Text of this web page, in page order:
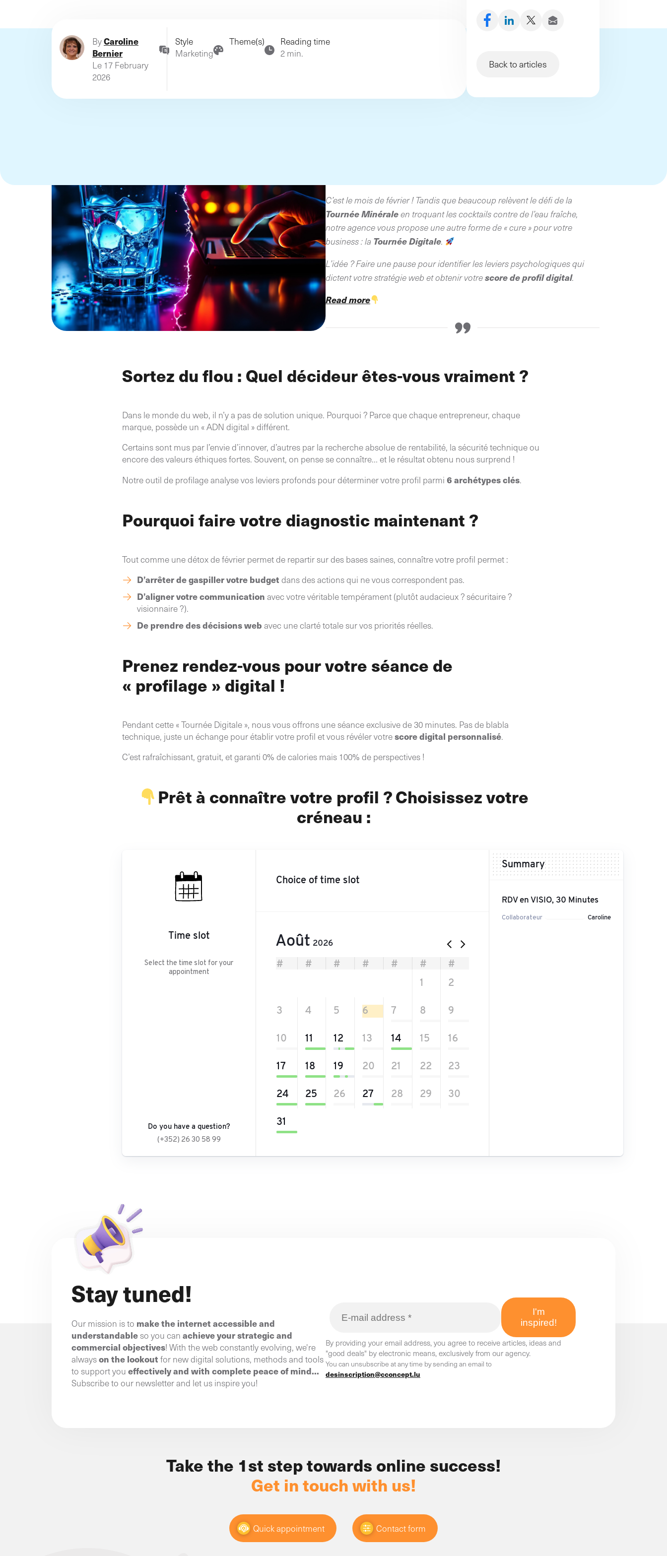
processus
ByCaroline
Bernier
Le 17 February
2026
Style
Marketing
Theme(s)
Reading time
2 min.
Back to articles
C’est le mois de février ! Tandis que beaucoup relèvent le défi de la
Tournée Minéraleen troquant les cocktails contre de l’eau fraîche,
notre agence vous propose une autre forme de « cure » pour votre
business : la Tournée Digitale.
L’idée ? Faire une pause pour identifier les leviers psychologiques qui
dictent votre stratégie web et obtenir votrescore de profil digital.
Read more
Sortez du flou : Quel décideur êtes-vous vraiment ?
Dans le monde du web, il n’y a pas de solution unique. Pourquoi ? Parce que chaque entrepreneur, chaque
marque, possède un « ADN digital » différent.
Certains sont mus par l’envie d’innover, d’autres par la recherche absolue de rentabilité, la sécurité technique ou
encore des valeurs éthiques fortes. Souvent, on pense se connaître… et le résultat obtenu nous surprend !
Notre outil de profilage analyse vos leviers profonds pour déterminer votre profil parmi 6 archétypes clés.
Pourquoi faire votre diagnostic maintenant ?
Tout comme une détox de février permet de repartir sur des bases saines, connaître votre profil permet :
D’arrêter de gaspiller votre budget dans des actions qui ne vous correspondent pas.
D’aligner votre communication avec votre véritable tempérament (plutôt audacieux ? sécuritaire ?
visionnaire ?).
De prendre des décisions web avec une clarté totale sur vos priorités réelles.
Prenez rendez-vous pour votre séance de
« profilage » digital !
Pendant cette « Tournée Digitale », nous vous offrons une séance exclusive de 30 minutes. Pas de blabla
technique, juste un échange pour établir votre profil et vous révéler votrescore digital personnalisé.
C’est rafraîchissant, gratuit, et garanti 0% de calories mais 100% de perspectives !
Prêt à connaître votre profil ? Choisissez votre
créneau :
Time slot
Select the time slot for your
appointment
Do you have a question?
(+352) 26 30 58 99
Choice of time slot
Août 2026
# # # # # #
#
1 2
3 4 5 6 7 8 9
10 11 12 13 14 15 16
17 18 19 20 21 22 23
24 25 26 27 28 29 30
31
Summary
RDV en VISIO, 30 Minutes
Collaborateur
Caroline
Stay tuned!
Our mission is to make the internet accessible and
understandableso you can achieve your strategic and
commercial objectives! With the web constantly evolving, we're
alwayson the lookout for new digital solutions, methods and tools
to support you effectively and with complete peace of mind...
Subscribe to our newsletter and let us inspire you!
By providing your email address, you agree to receive articles, ideas and
"good deals" by electronic means, exclusively from our agency.
You can unsubscribe at any time by sending an email to
desinscription@cconcept.lu
Take the 1st step towards online success!
Get in touch with us!
Quick appointment Contact form